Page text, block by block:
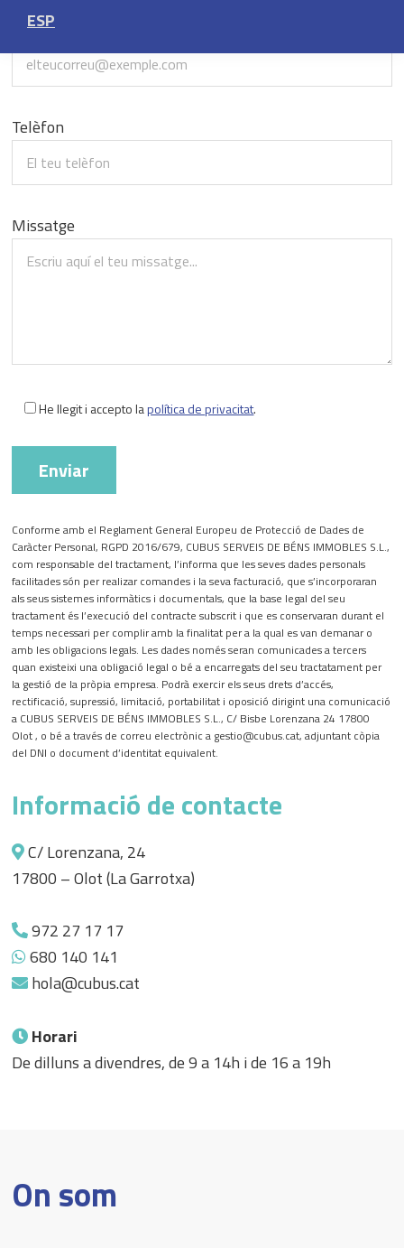
ESP
Correu electrònic
Telèfon
Missatge
He llegit i accepto lapolítica de privacitat.
Conforme amb el Reglament General Europeu de Protecció de Dades de
Caràcter Personal, RGPD 2016/679, CUBUS SERVEIS DE BÉNS IMMOBLES S.L.,
com responsable del tractament, l’informa que les seves dades personals
facilitades són per realizar comandes i la seva facturació, que s’incorporaran
als seus sistemes informàtics i documentals, que la base legal del seu
tractament és l’execució del contracte subscrit i que es conservaran durant el
temps necessari per complir amb la finalitat per a la qual es van demanar o
amb les obligacions legals. Les dades només seran comunicades a tercers
quan existeixi una obligació legal o bé a encarregats del seu tractatament per
la gestió de la pròpia empresa. Podrà exercir els seus drets d’accés,
rectificació, supressió, limitació, portabilitat i oposició dirigint una comunicació
a CUBUS SERVEIS DE BÉNS IMMOBLES S.L., C/ Bisbe Lorenzana 24 17800
Olot , o bé a través de correu electrònic a gestio@cubus.cat, adjuntant còpia
del DNI o document d’identitat equivalent.
Informació de contacte
C/ Lorenzana, 24
17800 – Olot (La Garrotxa)
972 27 17 17
680 140 141
hola@cubus.cat
Horari
De dilluns a divendres, de 9 a 14h i de 16 a 19h
On som